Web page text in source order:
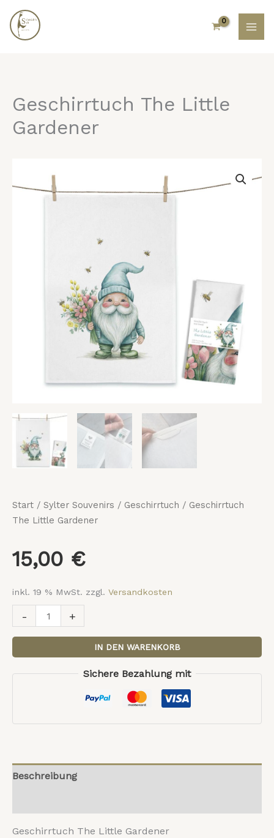
Zum
Inhalt
springen
Geschirrtuch The Little
Gardener
Start / Sylter Souvenirs / Geschirrtuch / Geschirrtuch
The Little Gardener
15,00 €
inkl. 19 % MwSt. zzgl. Versandkosten
- +
IN DEN WARENKORB
Sichere Bezahlung mit
Beschreibung
Geschirrtuch The Little Gardener